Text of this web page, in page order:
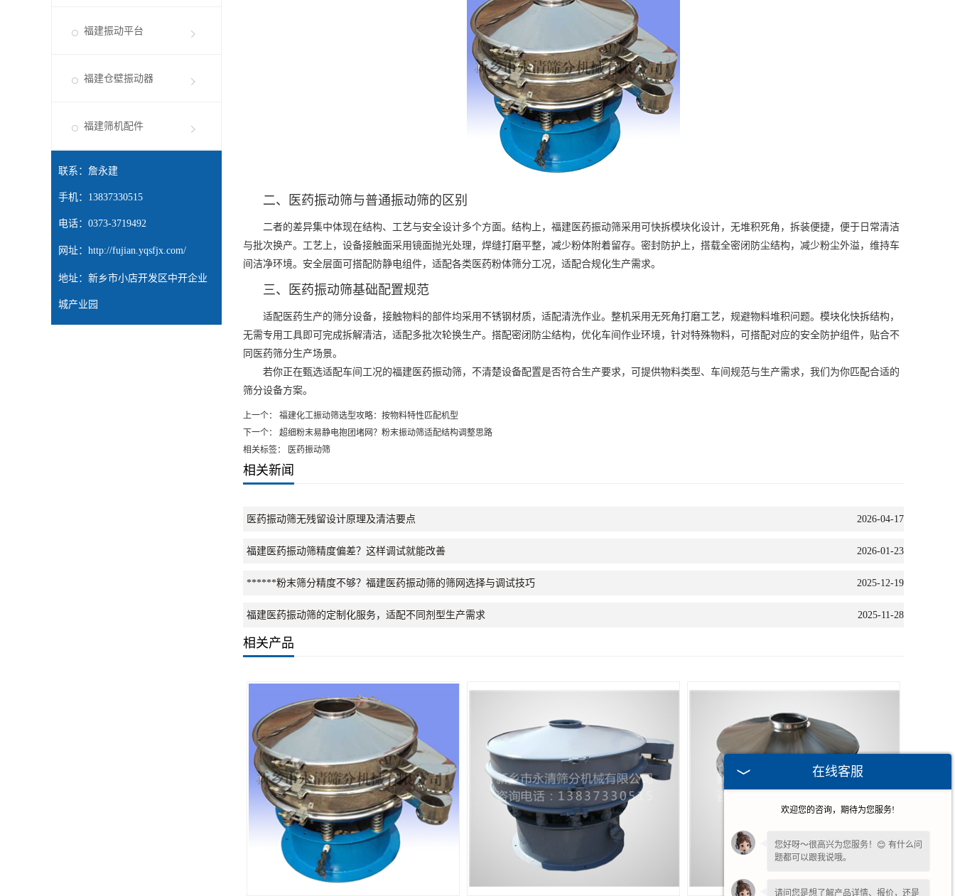
福建振动平台
福建仓壁振动器
福建筛机配件
联系：詹永建
手机：13837330515
电话：0373-3719492
网址： http://fujian.yqsfjx.com/
地址：新乡市小店开发区中开企业
城产业园
二、医药振动筛与普通振动筛的区别
二者的差异集中体现在结构、工艺与安全设计多个方面。结构上， 福建医药振动筛采用可快拆模块化设计，无堆积死角，拆装便捷，便于日常清洁
与批次换产。工艺上，设备接触面采用镜面抛光处理，焊缝打磨平整，减少粉体附着留存。密封防护上，搭载全密闭防尘结构，减少粉尘外溢，维持车
间洁净环境。安全层面可搭配防静电组件，适配各类医药粉体筛分工况，适配合规化生产需求。
三、医药振动筛基础配置规范
适配医药生产的筛分设备，接触物料的部件均采用不锈钢材质，适配清洗作业。整机采用无死角打磨工艺，规避物料堆积问题。模块化快拆结构，
无需专用工具即可完成拆解清洁，适配多批次轮换生产。搭配密闭防尘结构，优化车间作业环境，针对特殊物料，可搭配对应的安全防护组件，贴合不
同医药筛分生产场景。
若你正在甄选适配车间工况的福建医药振动筛，不清楚设备配置是否符合生产要求，可提供物料类型、车间规范与生产需求，我们为你匹配合适的
筛分设备方案。
上一个：
福建化工振动筛选型攻略：按物料特性匹配机型
下一个：
超细粉末易静电抱团堵网？粉末振动筛适配结构调整思路
相关标签： 医药振动筛
相关新闻
医药振动筛无残留设计原理及清洁要点 2026-04-17
福建医药振动筛精度偏差？这样调试就能改善 2026-01-23
******粉末筛分精度不够？福建医药振动筛的筛网选择与调试技巧 2025-12-19
福建医药振动筛的定制化服务，适配不同剂型生产需求 2025-11-28
相关产品
在线客服
欢迎您的咨询，期待为您服务!
您好呀～很高兴为您服务！😊 有什么问
题都可以跟我说哦。
请问您是想了解产品详情、报价，还是